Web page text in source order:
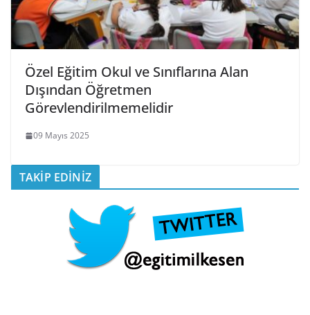
Özel Eğitim Okul ve Sınıflarına Alan
Dışından Öğretmen
Görevlendirilmemelidir
09 Mayıs 2025
TAKİP EDİNİZ